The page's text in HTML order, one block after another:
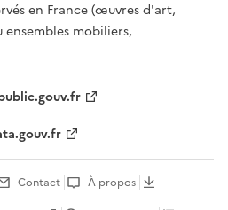
en France (œuvres d'art,
mobiliers,
Contact
À propos